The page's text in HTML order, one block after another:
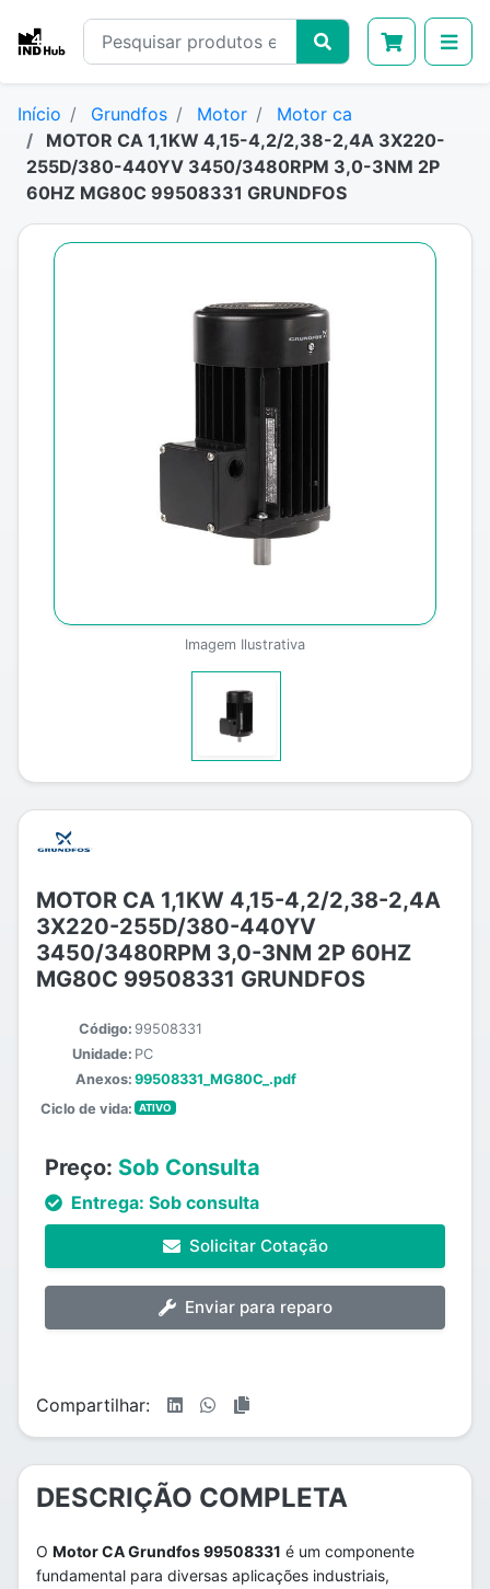
Início Grundfos Motor
Motor ca
MOTOR CA 1,1KW 4,15-4,2/2,38-2,4A 3X220-
255D/380-440YV 3450/3480RPM 3,0-3NM 2P
60HZ MG80C 99508331 GRUNDFOS
Imagem Ilustrativa
MOTOR CA 1,1KW 4,15-4,2/2,38-2,4A
3X220-255D/380-440YV
3450/3480RPM 3,0-3NM 2P 60HZ
MG80C 99508331 GRUNDFOS
Código: 99508331
Unidade: PC
Anexos: 99508331_MG80C_.pdf
Ciclo de vida:
ATIVO
Preço: Sob Consulta
Entrega: Sob consulta
Solicitar Cotação
Enviar para reparo
Compartilhar:
DESCRIÇÃO COMPLETA
O Motor CA Grundfos 99508331 é um componente
fundamental para diversas aplicações industriais,